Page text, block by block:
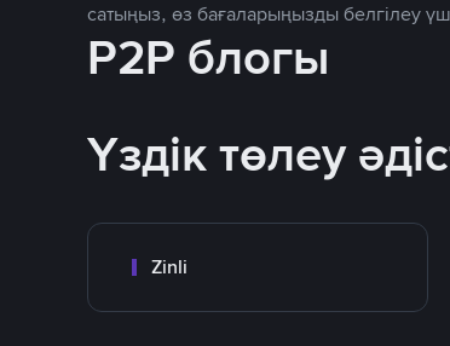
сатыңыз, өз бағаларыңызды белгілеу
P2P блогы
Үздік төлеу
Zinli